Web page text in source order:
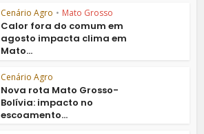
Cenário Agro • Mato Grosso
Calor fora do comum em
agosto impacta clima em
Mato...
Cenário Agro
Nova rota Mato Grosso-
Bolívia: impacto no
escoamento...